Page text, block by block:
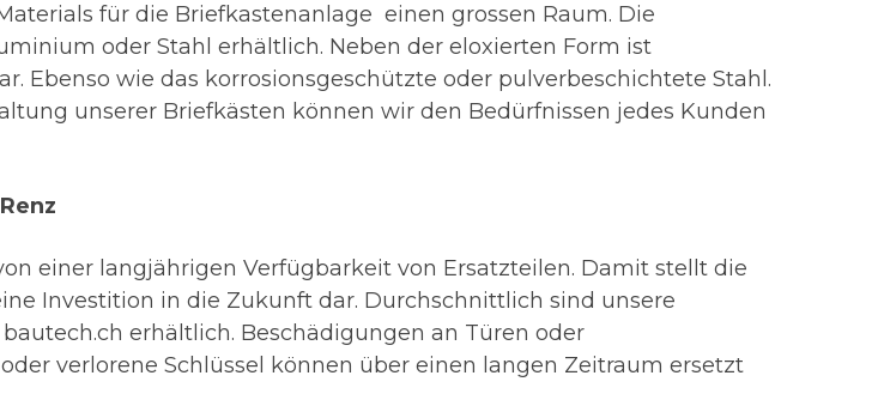
für die Briefkastenanlage einen grossen Raum. Die
oder Stahl erhältlich. Neben der eloxierten Form ist
Ebenso wie das korrosionsgeschützte oder pulverbeschichtete Stahl.
unserer Briefkästen können wir den Bedürfnissen jedes Kunden
einer langjährigen Verfügbarkeit von Ersatzteilen. Damit stellt die
Investition in die Zukunft dar. Durchschnittlich sind unsere
erhältlich. Beschädigungen an Türen oder
verlorene Schlüssel können über einen langen Zeitraum ersetzt